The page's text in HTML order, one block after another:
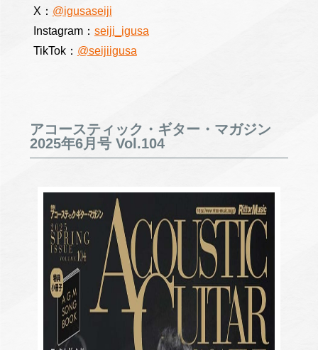
X： @igusaseiji
Instagram： seiji_igusa
TikTok： @seijiigusa
アコースティック・ギター・マガジン
2025年6月号 Vol.104